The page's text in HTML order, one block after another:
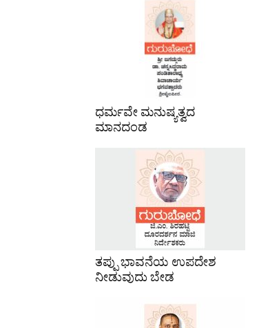
ಧರ್ಮವೇ ಮನುಷ್ಯತ್ವದ
ಮಾನದಂಡ
ತಪ್ಪು ಭಾವನೆಯ ಉಪದೇಶ
ನೀಡುವುದು ಬೇಡ